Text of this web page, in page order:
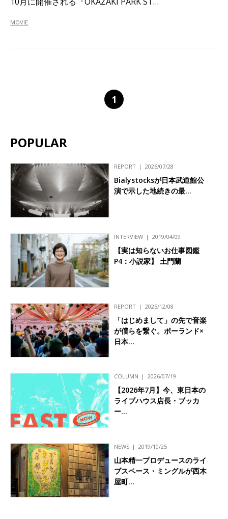
MOVIE
1
POPULAR
REPORT 2026/07/28
Bialystocksが日本武道館公
演で示した地続きの最…
INTERVIEW 2019/04/09
【実は知らないお仕事図鑑
P4：小説家】 土門蘭
REPORT 2025/12/08
「はじめまして」の先で音楽
が僕らを繋ぐ。ポーランド×
日本…
COLUMN 2026/07/19
【2026年7月】今、東日本の
ライブハウス店長・ブッカ
ー…
NEWS 2019/10/25
山本精一プロデュースのライ
ブスペース・ミングルが西木
屋町…